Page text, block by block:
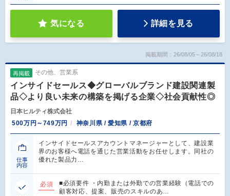
気になる 詳細を見る
掲載期間：26/08/05～26/08/18
再掲載 その他、営業系
インサイドセールス◆グローバルブランド建設関連製
品◇より良い未来の構築を掲げる企業◇社会貢献性◎
日本ヒルティ株式会社
500万円～749万円
神奈川県 / 愛知県 / 京都府
仕事
内容
インサイドセールスアカウントマネージャーとして、建設業
界のお客様へ電話を通じた営業活動をお任せします。同社の
優れた製品力…
必須
■必須要件 ・内勤または外勤での営業経験（電話での
顧客対応、提案、販売のスキルのあ…